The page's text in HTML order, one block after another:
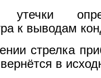
к выводам
стрелка
в